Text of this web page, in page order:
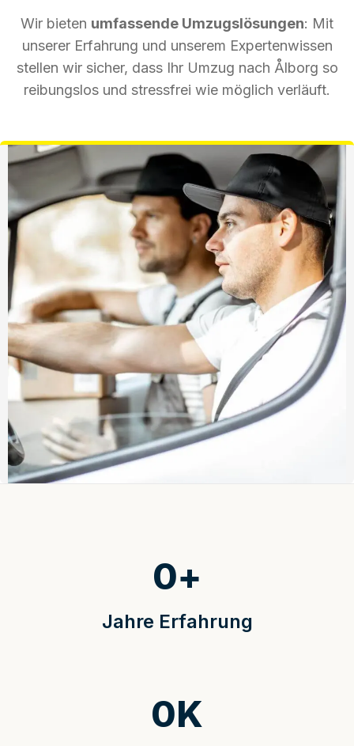
Wir bieten umfassende Umzugslösungen: Mit
unserer Erfahrung und unserem Expertenwissen
stellen wir sicher, dass Ihr Umzug nach Ålborg so
reibungslos und stressfrei wie möglich verläuft.
Jahre Erfahrung
0+
0K